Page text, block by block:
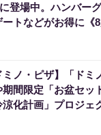
登場中。ハンバー
トなどがお得に《8
ミノ・ピザ】「ド
期間限定「お盆セッ
涼化計画」プロジェ